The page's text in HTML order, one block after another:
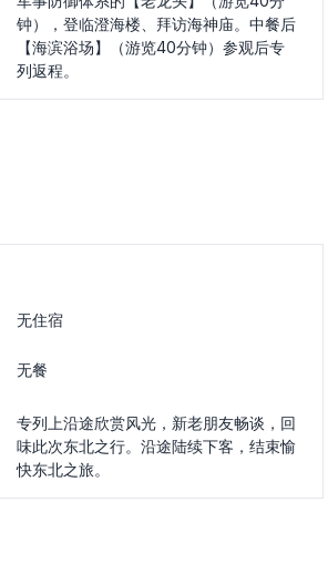
钟），登临澄海楼、拜访海神庙。中餐后
【海滨浴场】（游览40分钟）参观后专
列返程。
无住宿
无餐
专列上沿途欣赏风光，新老朋友畅谈，回
味此次东北之行。沿途陆续下客，结束愉
快东北之旅。